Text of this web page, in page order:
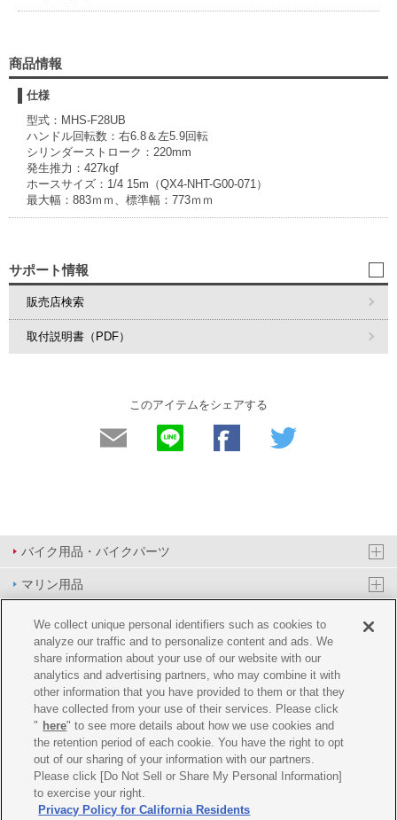
商品情報
仕様
型式：MHS-F28UB
ハンドル回転数：右6.8＆左5.9回転
シリンダーストローク：220mm
発生推力：427kgf
ホースサイズ：1/4 15m（QX4-NHT-G00-071）
最大幅：883ｍｍ、標準幅：773ｍｍ
サポート情報
販売店検索
取付説明書（PDF）
このアイテムをシェアする
バイク用品・バイクパーツ
マリン用品
PAS/YPJ用品
その他用品
イベント&エンターテイメント
オンラインショップ
企業情報
ご利用規約 推薦環境 プライバシーポリシー Cookie ポリシー
We collect unique personal identifiers such as cookies to
analyze our traffic and to personalize content and ads. We
share information about your use of our website with our
analytics and advertising partners, who may combine it with
other information that you have provided to them or that they
have collected from your use of their services. Please click
" here" to see more details about how we use cookies and
the retention period of each cookie. You have the right to opt
out of our sharing of your information with our partners.
Please click [Do Not Sell or Share My Personal Information]
to exercise your right.
Privacy Policy for California Residents